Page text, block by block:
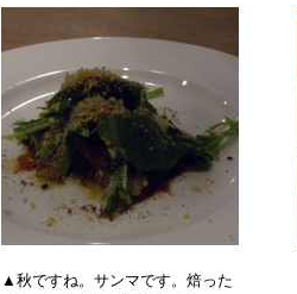
▲秋ですね。サンマです。焙った